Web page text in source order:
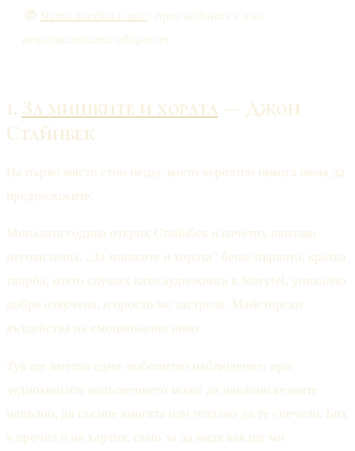
📚 Чети заедно с нас : присъедини се към
невъзможната общност.
1. За мишките и хората— Джон
Стайнбек
На първо място стои нещо, което вероятно никога няма да
предположите.
Миналата година открих Стайнбек и изчетох няколко
негови неща. „За мишките и хората" беше първото, кратка
творба, която слушах като аудиокнига в Storytel, уникално
добре озвучена, и просто ме застреля. Майсторски
въздейства на емоционално ниво.
Тук ще вметна едно любопитно наблюдение: при
аудиокнигите изпълнението може да наклони везните
напълно, да съсипе книгата или тотално да те спечели. Бих
я прочел и на хартия, само за да видя как ще ми